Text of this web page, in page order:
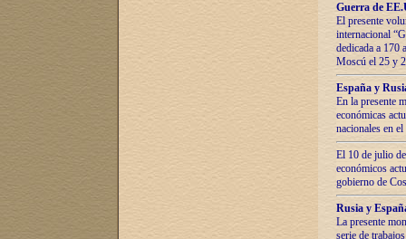
Guerra de
El presente
internacional
dedicada a 170
Moscú el 25 y
España y
En la presente
económicas
nacionales en
El 10 de julio
económicos
gobierno de
Rusia y
La presente
serie de